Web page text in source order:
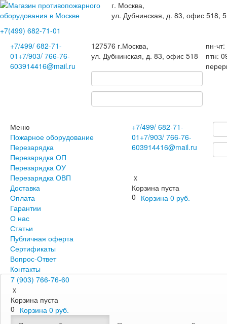
г. Москва,
ул. Дубнинская, д. 83, офис 518,
+7(499) 682-71-01
+7/499/ 682-71-
01 +7/903/ 766-76-
603914416@mail.ru
127576 г.Москва,
ул. Дубнинская, д. 83, офис 518
пн-
птн:
Меню
Пожарное оборудование
Перезарядка
Перезарядка ОП
Перезарядка ОУ
Перезарядка ОВП
Доставка
Оплата
Гарантии
О нас
Статьи
Публичная оферта
Сертификаты
Вопрос-Ответ
Контакты
+7/499/ 682-71-
01 +7/903/ 766-76-
603914416@mail.ru
x
Корзина пуста
0 Корзина 0 руб.
7 (903) 766-76-60
x
Корзина пуста
0 Корзина 0 руб.